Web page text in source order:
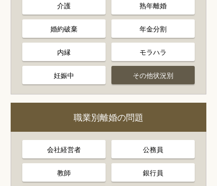
介護 熟年離婚
婚約破棄 年金分割
内縁 モラハラ
妊娠中 その他状況別
職業別離婚の問題
会社経営者 公務員
教師 銀行員